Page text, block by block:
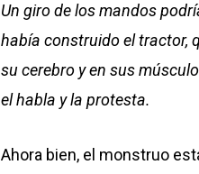
Un giro de los mandos
había construido el tractor,
su cerebro y en sus
el habla y la protesta.
Ahora bien, el monstruo